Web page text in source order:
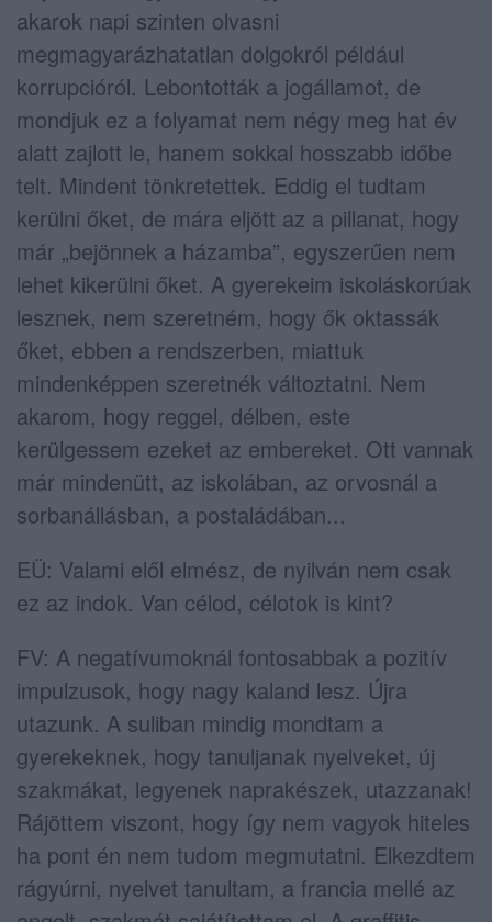
akarok napi szinten olvasni
megmagyarázhatatlan dolgokról például
korrupcióról. Lebontották a jogállamot, de
mondjuk ez a folyamat nem négy meg hat év
alatt zajlott le, hanem sokkal hosszabb időbe
telt. Mindent tönkretettek. Eddig el tudtam
kerülni őket, de mára eljött az a pillanat, hogy
már „bejönnek a házamba”, egyszerűen nem
lehet kikerülni őket. A gyerekeim iskoláskorúak
lesznek, nem szeretném, hogy ők oktassák
őket, ebben a rendszerben, miattuk
mindenképpen szeretnék változtatni. Nem
akarom, hogy reggel, délben, este
kerülgessem ezeket az embereket. Ott vannak
már mindenütt, az iskolában, az orvosnál a
sorbanállásban, a postaládában...
EÜ: Valami elől elmész, de nyilván nem csak
ez az indok. Van célod, célotok is kint?
FV: A negatívumoknál fontosabbak a pozitív
impulzusok, hogy nagy kaland lesz. Újra
utazunk. A suliban mindig mondtam a
gyerekeknek, hogy tanuljanak nyelveket, új
szakmákat, legyenek naprakészek, utazzanak!
Rájöttem viszont, hogy így nem vagyok hiteles
ha pont én nem tudom megmutatni. Elkezdtem
rágyúrni, nyelvet tanultam, a francia mellé az